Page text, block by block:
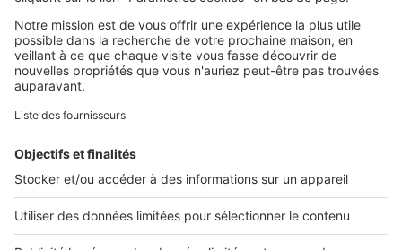
Retrouvez-nous sur ...
L'ENTREPRISE